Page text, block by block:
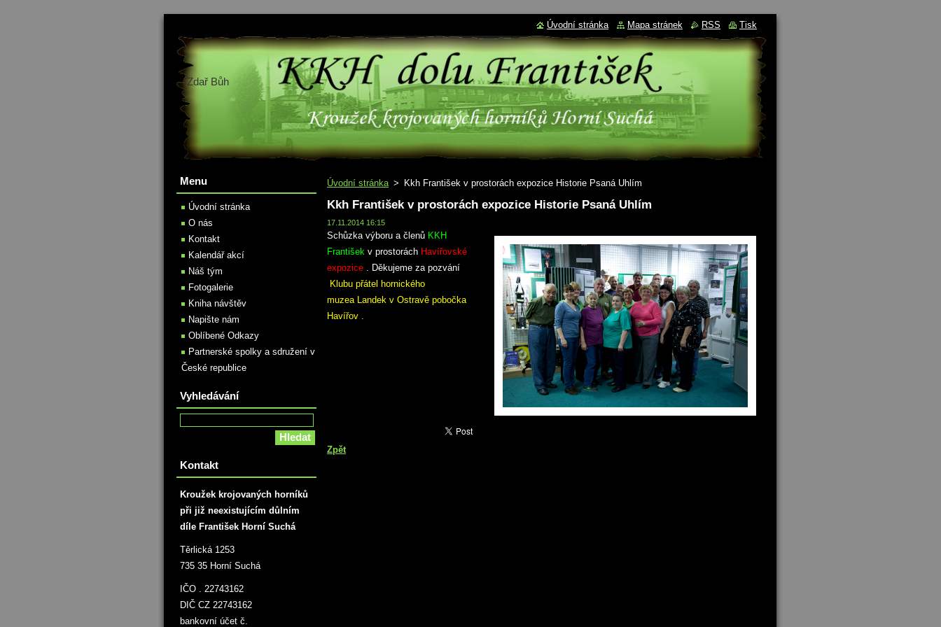
Zdař Bůh
Úvodní stránka > Kkh František v prostorách expozice Historie Psaná Uhlím
Kkh František v prostorách expozice Historie Psaná Uhlím
17.11.2014 16:15
Schůzka výboru a členů KKH
František v prostorách Havířovské
expozice . Děkujeme za pozvání
Klubu přátel hornického
muzea Landek v Ostravě pobočka
Havířov .
Zpět
Menu
Úvodní stránka
O nás
Kontakt
Kalendář akcí
Náš tým
Fotogalerie
Kniha návštěv
Napište nám
Oblíbené Odkazy
Partnerské spolky a sdružení v
České republice
Vyhledávání
Kontakt
Kroužek krojovaných horníků
při již neexistujícím důlním
díle František Horní Suchá
Těrlická 1253
735 35 Horní Suchá
IČO . 22743162
DIČ CZ 22743162
bankovní účet č.
Úvodní stránka Mapa stránek RSS Tisk